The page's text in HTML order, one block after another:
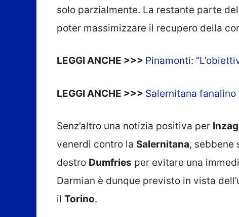
solo parzialmente. La restante parte
poter massimizzare il recupero della
LEGGI ANCHE >>> Pinamonti:
LEGGI ANCHE >>> Salernitana
Senz’altro una notizia positiva per
venerdì contro la Salernitana, sebbene
destro Dumfries per evitare una
Darmian è dunque previsto in vista
il Torino.